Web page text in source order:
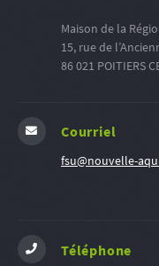
Maison de la
15, rue de
86 021 POITIERS
Courriel
fsu@nouvelle-
Téléphone